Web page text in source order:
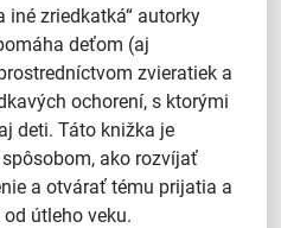
iné zriedkatká“ autorky
deťom (aj
zvieratiek a
ochorení, s ktorými
deti. Táto knižka je
ako rozvíjať
a otvárať tému prijatia a
útleho veku.